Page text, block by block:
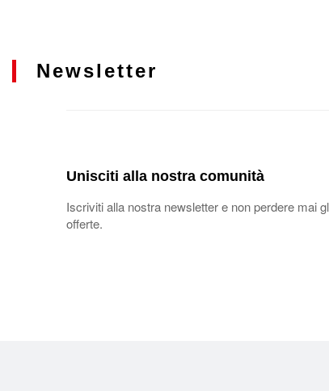
Newsletter
Unisciti alla nostra comunità
Iscriviti alla nostra newsletter e non perdere mai
offerte.